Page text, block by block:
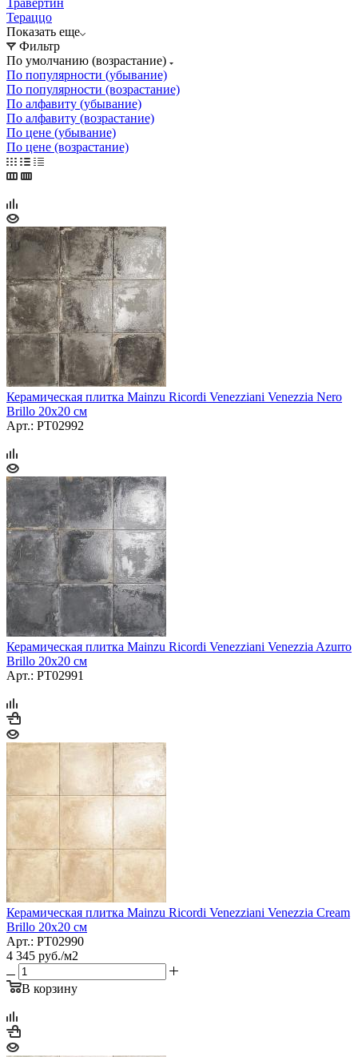
Тераццо
Показать еще
Фильтр
По умолчанию (возрастание)
По популярности (убывание)
По популярности (возрастание)
По алфавиту (убывание)
По алфавиту (возрастание)
По цене (убывание)
По цене (возрастание)
Керамическая плитка Mainzu Ricordi Venezziani Venezzia Nero
Brillo 20x20 см
Арт.: PT02992
Керамическая плитка Mainzu Ricordi Venezziani Venezzia Azurro
Brillo 20x20 см
Арт.: PT02991
Керамическая плитка Mainzu Ricordi Venezziani Venezzia Cream
Brillo 20x20 см
Арт.: PT02990
4 345 руб./м2
В корзину